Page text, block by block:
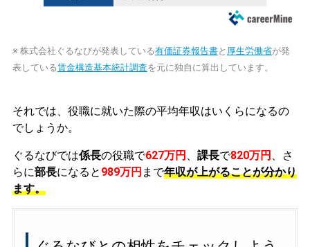
※ 株式会社ぐるなびが発表している有価証券報告書と 厚生労働省が発
表している賃金構造基本統計調査を元に独自に算出しています。
それでは、役職に就いた際の平均年収はいくらになるの
でしょうか。
ぐるなびでは係長の役職で627万円 課長で820万円
、さ
らに部長になると 989万円 まで年収が上がることが分かり
ます。